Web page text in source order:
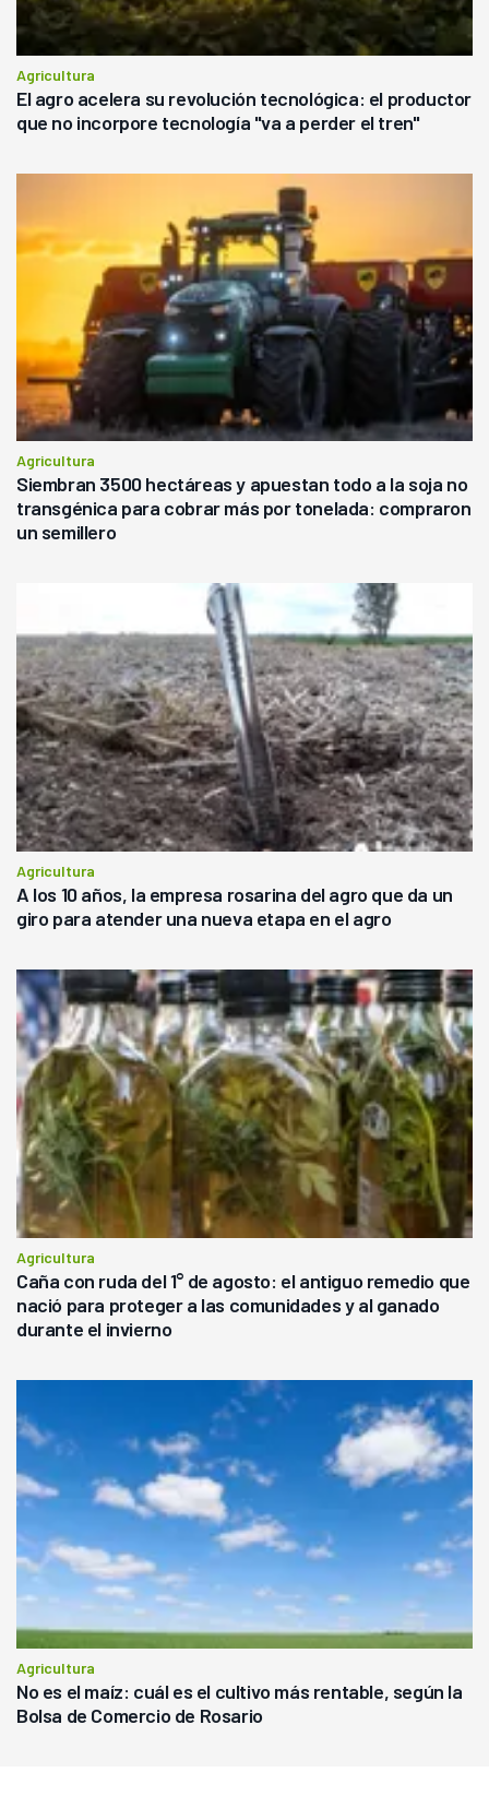
Agricultura
El agro acelera su revolución tecnológica: el productor
que no incorpore tecnología "va a perder el tren"
Agricultura
Siembran 3500 hectáreas y apuestan todo a la soja no
transgénica para cobrar más por tonelada: compraron
un semillero
Agricultura
A los 10 años, la empresa rosarina del agro que da un
giro para atender una nueva etapa en el agro
Agricultura
Caña con ruda del 1° de agosto: el antiguo remedio que
nació para proteger a las comunidades y al ganado
durante el invierno
Agricultura
No es el maíz: cuál es el cultivo más rentable, según la
Bolsa de Comercio de Rosario